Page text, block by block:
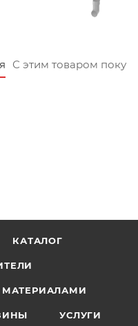
С этим товаром
КАТАЛОГ
УСЛУГИ